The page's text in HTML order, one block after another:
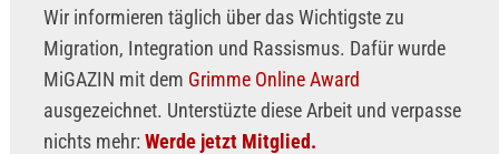
Wir informieren täglich über das Wichtigste zu
Migration, Integration und Rassismus. Dafür wurde
MiGAZIN mit dem Grimme Online Award
ausgezeichnet. Unterstüzte diese Arbeit und verpasse
nichts mehr: Werde jetzt Mitglied.